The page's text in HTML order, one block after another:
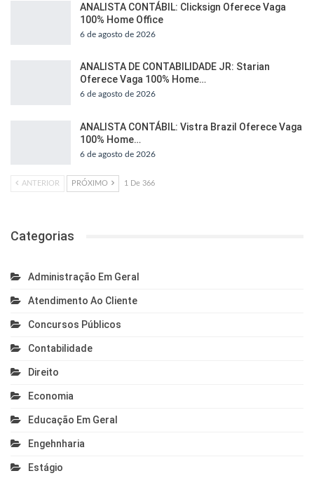
ANALISTA CONTÁBIL: Clicksign Oferece Vaga
100% Home Office
6 de agosto de 2026
ANALISTA DE CONTABILIDADE JR: Starian
Oferece Vaga 100% Home…
6 de agosto de 2026
ANALISTA CONTÁBIL: Vistra Brazil Oferece Vaga
100% Home…
6 de agosto de 2026
ANTERIOR PRÓXIMO 1 De 366
Categorias
Administração Em Geral
Atendimento Ao Cliente
Concursos Públicos
Contabilidade
Direito
Economia
Educação Em Geral
Engehnharia
Estágio